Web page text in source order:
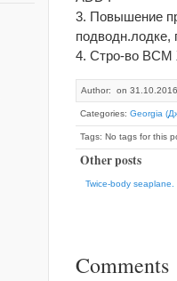
3. Повышение
подводн.лодке,
4. Стро-во ВСМ
Author: on 31.10.2016
Categories: Georgia
Tags: No tags for this
Other posts
Twice-body seaplane.
Comments